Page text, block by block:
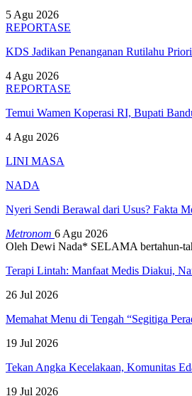
5 Agu 2026
REPORTASE
KDS Jadikan Penanganan Rutilahu
4 Agu 2026
REPORTASE
Temui Wamen Koperasi RI, Bupati
4 Agu 2026
LINI MASA
NADA
Nyeri Sendi Berawal dari Usus? Fakta
Metronom 6 Agu 2026
Oleh Dewi Nada* SELAMA bertahun-
Terapi Lintah: Manfaat Medis Diakui,
26 Jul 2026
Memahat Menu di Tengah “Segitiga
19 Jul 2026
Tekan Angka Kecelakaan, Komunitas
19 Jul 2026